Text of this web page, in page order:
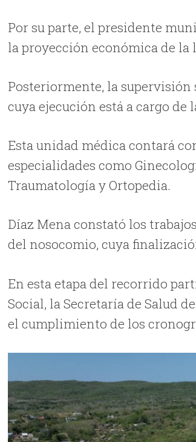
Por su parte, el presidente
la proyección económica de la
Posteriormente, la supervisión
cuya ejecución está a cargo de
Esta unidad médica contará
especialidades como
Traumatología y Ortopedia.
Díaz Mena constató los
del nosocomio, cuya
En esta etapa del recorrido
Social, la Secretaría de Salud
el cumplimiento de los